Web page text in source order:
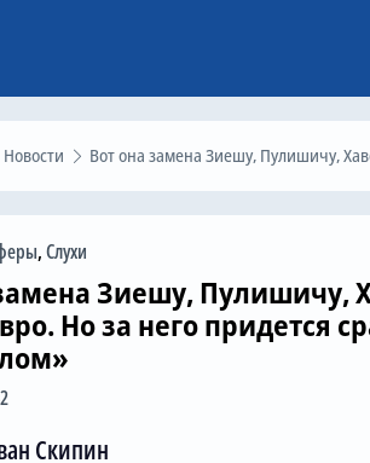
Новости Вот она замена Зиешу, Пулишичу, Хаверцу: стоит 75 млн евро. Но
,Слухи
Зиешу, Пулишичу,
Но за него придется
Скипин